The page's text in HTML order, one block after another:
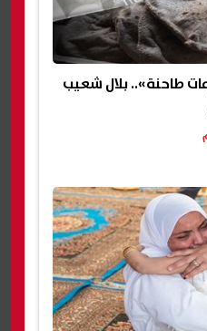
طاحنة».. بلال شعيب